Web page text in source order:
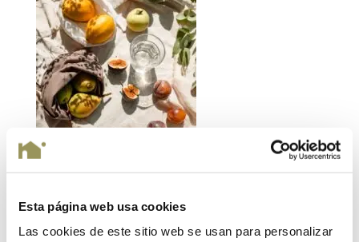
Esta página web usa cookies
Las cookies de este sitio web se usan para personalizar